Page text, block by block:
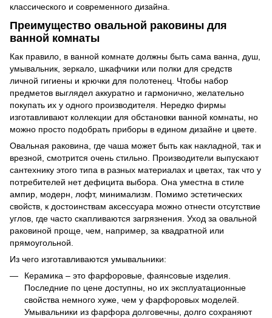
классического и современного дизайна.
Преимущество овальной раковины для
ванной комнаты
Как правило, в ванной комнате должны быть сама ванна, душ,
умывальник, зеркало, шкафчики или полки для средств
личной гигиены и крючки для полотенец. Чтобы набор
предметов выглядел аккуратно и гармонично, желательно
покупать их у одного производителя. Нередко фирмы
изготавливают коллекции для обстановки ванной комнаты, но
можно просто подобрать приборы в едином дизайне и цвете.
Овальная раковина, где чаша может быть как накладной, так и
врезной, смотрится очень стильно. Производители выпускают
сантехнику этого типа в разных материалах и цветах, так что у
потребителей нет дефицита выбора. Она уместна в стиле
ампир, модерн, лофт, минимализм. Помимо эстетических
свойств, к достоинствам аксессуара можно отнести отсутствие
углов, где часто скапливаются загрязнения. Уход за овальной
раковиной проще, чем, например, за квадратной или
прямоугольной.
Из чего изготавливаются умывальники:
Керамика – это фарфоровые, фаянсовые изделия.
Последние по цене доступны, но их эксплуатационные
свойства немного хуже, чем у фарфоровых моделей.
Умывальники из фарфора долговечны, долго сохраняют